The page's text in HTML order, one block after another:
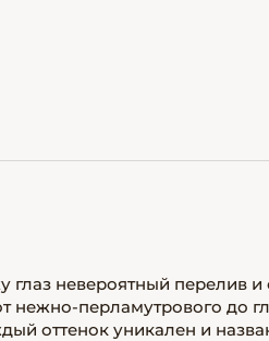
невероятный перелив
нежно-перламутрового до
оттенок уникален и